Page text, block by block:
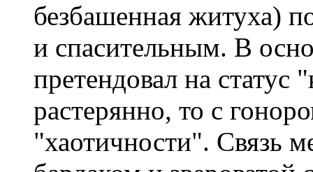
безбашенная житуха)
и спасительным. В
претендовал на
растерянно, то с
"хаотичности". Связь